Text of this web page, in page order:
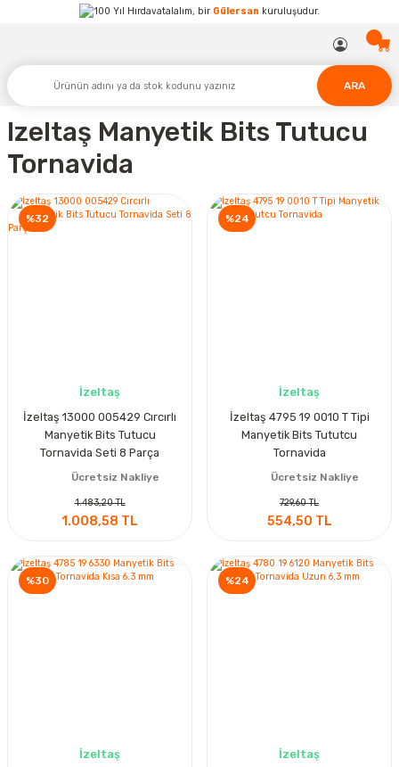
Hırdavatalalım, bir Gülersan kuruluşudur.
ARA
Izeltaş Manyetik Bits Tutucu
Tornavida
%32
İzeltaş
İzeltaş 13000 005429 Cırcırlı
Manyetik Bits Tutucu
Tornavida Seti 8 Parça
Ücretsiz Nakliye
1.483,20 TL
1.008,58 TL
%24
İzeltaş
İzeltaş 4795 19 0010 T Tipi
Manyetik Bits Tututcu
Tornavida
Ücretsiz Nakliye
729,60 TL
554,50 TL
%30
İzeltaş
%24
İzeltaş